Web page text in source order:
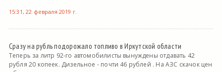
15:31, 22 февраля 2019 г.
Сразу на рубль подорожало топливо в Иркутской области
Теперь за литр 92-го автомобилисты вынуждены отдавать 42
рубля 20 копеек. Дизельное - почти 46 рублей . На АЗС скачок цен